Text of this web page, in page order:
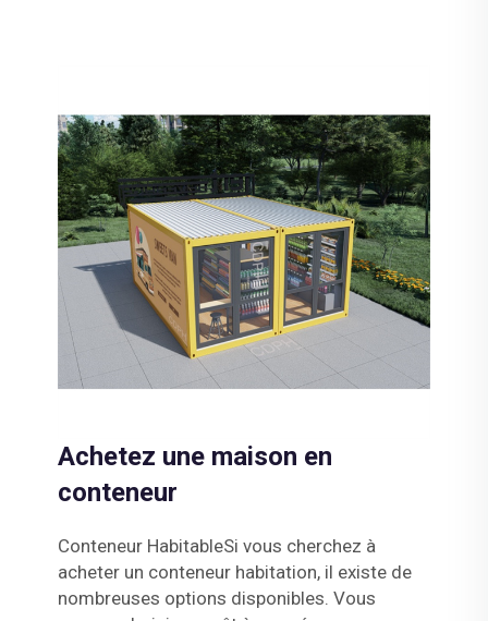
Achetez une maison en
conteneur
Conteneur HabitableSi vous cherchez à
acheter un conteneur habitation, il existe de
nombreuses options disponibles. Vous